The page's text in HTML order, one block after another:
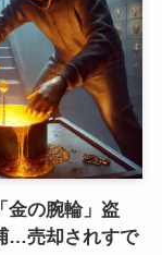
金の腕輪」盗
…売却されすで